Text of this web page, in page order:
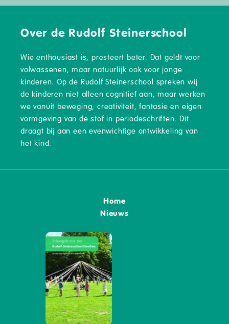
Over de Rudolf Steinerschool
Wie enthousiast is, presteert beter. Dat geldt voor
volwassenen, maar natuurlijk ook voor jonge
kinderen. Op de Rudolf Steinerschool spreken wij
de kinderen niet alleen cognitief aan, maar werken
we vanuit beweging, creativiteit, fantasie en eigen
vormgeving van de stof in periodeschriften. Dit
draagt bij aan een evenwichtige ontwikkeling van
het kind.
Home
Nieuws